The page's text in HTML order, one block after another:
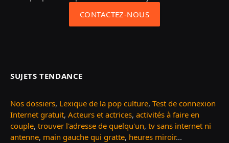
CONTACTEZ-NOUS
SUJETS TENDANCE
Nos dossiers, Lexique de la pop culture, Test de connexion
Internet gratuit, Acteurs et actrices, activités à faire en
couple, trouver l'adresse de quelqu'un, tv sans internet ni
antenne, main gauche qui gratte, heures miroir...